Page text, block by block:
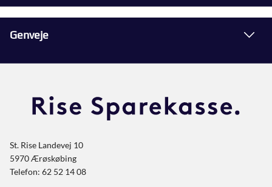
Genveje
St. Rise Landevej 10
5970 Ærøskøbing
Telefon: 62 52 14 08